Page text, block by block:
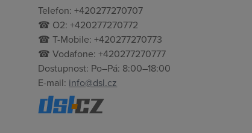
Telefon: +420277270707
☎ O2: +420277270772
☎ T-Mobile: +420277270773
☎ Vodafone: +420277270777
Dostupnost: Po–Pá: 8:00–18:00
E-mail: info@dsl.cz